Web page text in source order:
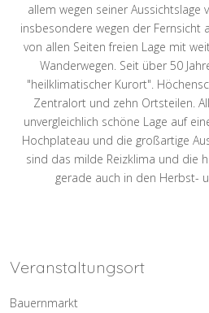
allem wegen seiner Aussichtslage
insbesondere wegen der Fernsicht
von allen Seiten freien Lage mit
Wanderwegen. Seit über 50
"heilklimatischer Kurort".
Zentralort und zehn Ortsteilen.
unvergleichlich schöne Lage auf
Hochplateau und die großartige
sind das milde Reizklima und die
gerade auch in den Herbst-
Veranstaltungsort
Bauernmarkt